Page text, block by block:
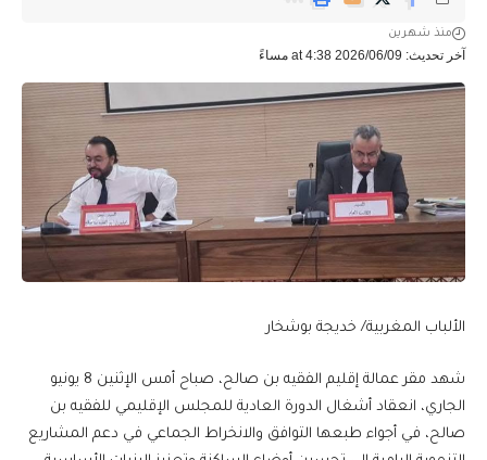
آخر تحديث: 2026/06/09 at 4:38 مساءً
منذ شهرين
الألباب المغربية/ خديجة بوشخار
شهد مقر عمالة إقليم الفقيه بن صالح، صباح أمس الإثنين 8 يونيو
الجاري، انعقاد أشغال الدورة العادية للمجلس الإقليمي للفقيه بن
صالح، في أجواء طبعها التوافق والانخراط الجماعي في دعم المشاريع